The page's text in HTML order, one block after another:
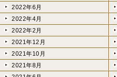
2022年6月
2022年4月
2022年2月
2021年12月
2021年10月
2021年8月